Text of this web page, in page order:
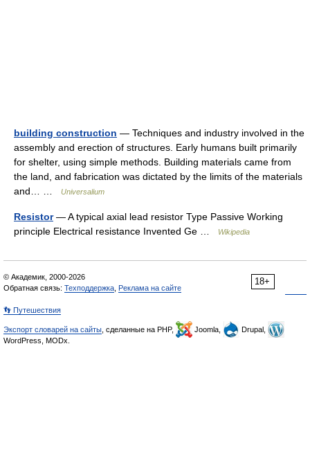
building construction — Techniques and industry involved in the
assembly and erection of structures. Early humans built primarily
for shelter, using simple methods. Building materials came from
the land, and fabrication was dictated by the limits of the materials
and… …
Universalium
Resistor— A typical axial lead resistor Type Passive Working
principle Electrical resistance Invented Ge …
Wikipedia
18+
© Академик, 2000-2026
Обратная связь: Техподдержка Реклама на сайте
👣 Путешествия
Экспорт словарей на сайты , сделанные на PHP, Joomla,
Drupal,
WordPress, MODx.